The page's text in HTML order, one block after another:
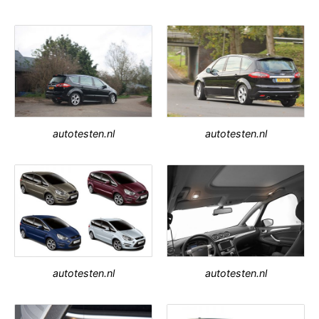
autotesten.nl autotesten.nl
autotesten.nl autotesten.nl